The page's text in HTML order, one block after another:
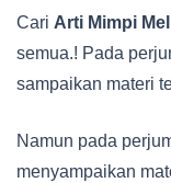
Cari Arti Mimpi
semua.! Pada
sampaikan materi
Namun pada
menyampaikan